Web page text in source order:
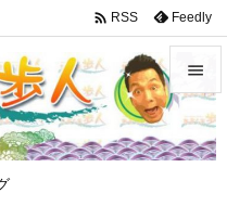


メニュ
 RSS Feedly